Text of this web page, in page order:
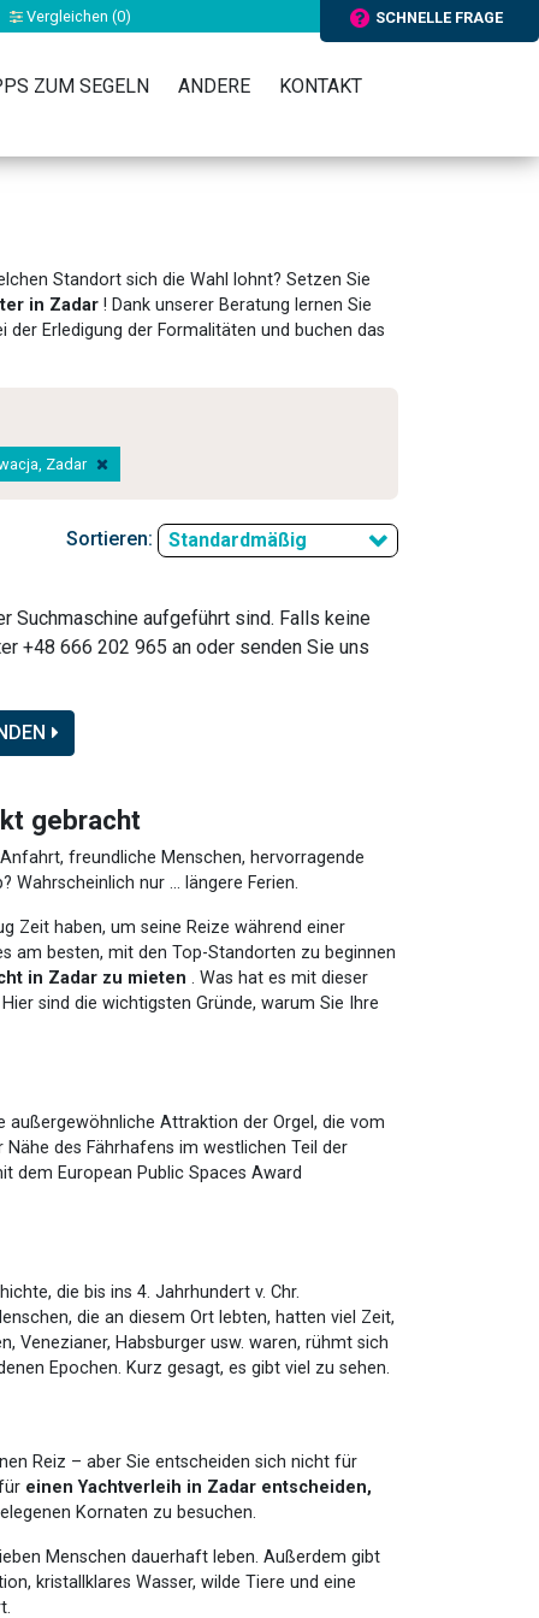
Vergleichen (0) SCHNELLE FRAGE
ZUM SEGELN ANDERE KONTAKT
Standort sich die Wahl lohnt? Setzen Sie
in Zadar ! Dank unserer Beratung lernen Sie
Erledigung der Formalitäten und buchen das
Zadar
Sortieren: Standardmäßig
Suchmaschine aufgeführt sind. Falls keine
+48 666 202 965 an oder senden Sie uns
gebracht
freundliche Menschen, hervorragende
Wahrscheinlich nur ... längere Ferien.
Zeit haben, um seine Reize während einer
am besten, mit den Top-Standorten zu beginnen
in Zadar zu mieten . Was hat es mit dieser
sind die wichtigsten Gründe, warum Sie Ihre
außergewöhnliche Attraktion der Orgel, die vom
des Fährhafens im westlichen Teil der
dem European Public Spaces Award
die bis ins 4. Jahrhundert v. Chr.
die an diesem Ort lebten, hatten viel Zeit,
Venezianer, Habsburger usw. waren, rühmt sich
Epochen. Kurz gesagt, es gibt viel zu sehen.
Reiz – aber Sie entscheiden sich nicht für
einen Yachtverleih in Zadar entscheiden,
Kornaten zu besuchen.
Menschen dauerhaft leben. Außerdem gibt
kristallklares Wasser, wilde Tiere und eine